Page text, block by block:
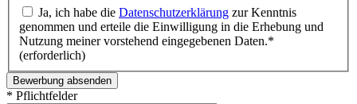
Ja, ich habe die Datenschutzerklärung zur Kenntnis
genommen und erteile die Einwilligung in die Erhebung und
Nutzung meiner vorstehend eingegebenen Daten.*
(erforderlich)
* Pflichtfelder